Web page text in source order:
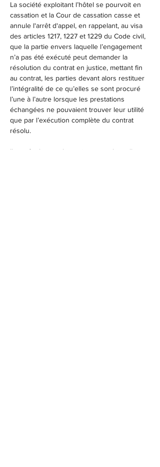
La société exploitant l’hôtel se pourvoit en
cassation et la Cour de cassation casse et
annule l'arrêt d'appel, en rappelant, au visa
des articles 1217, 1227 et 1229 du Code civil,
que la partie envers laquelle l’engagement
n’a pas été exécuté peut demander la
résolution du contrat en justice, mettant fin
au contrat, les parties devant alors restituer
l’intégralité de ce qu’elles se sont procuré
l’une à l’autre lorsque les prestations
échangées ne pouvaient trouver leur utilité
que par l’exécution complète du contrat
résolu.
Il en résulte que la partie envers laquelle